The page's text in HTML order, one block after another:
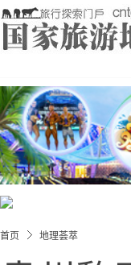
首页 地理荟萃